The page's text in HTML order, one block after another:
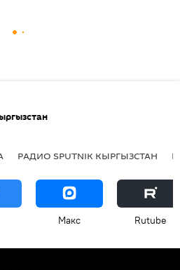
РАДИО SPUTNIK КЫРГЫЗСТАН
Макс Rutube